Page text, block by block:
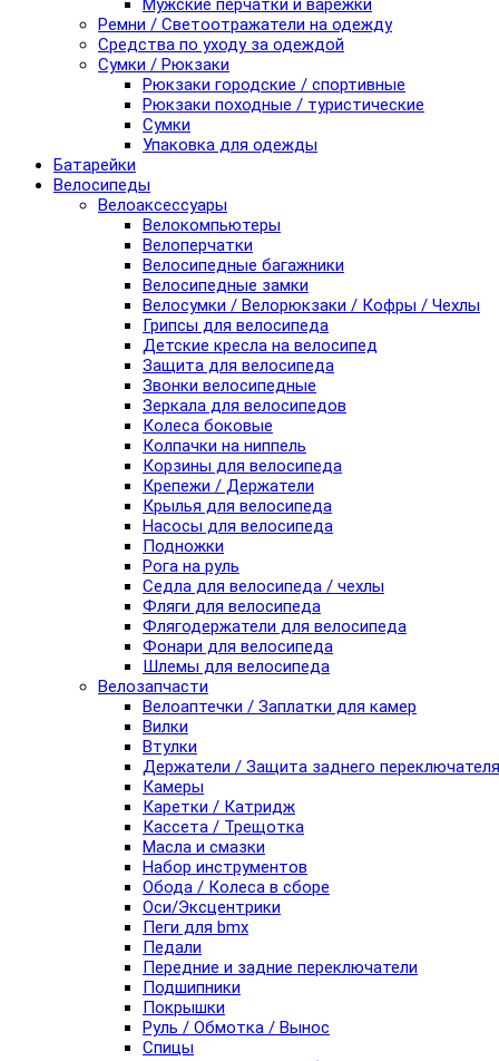
Мужские перчатки и варежки
Ремни / Светоотражатели на одежду
Средства по уходу за одеждой
Сумки / Рюкзаки
Рюкзаки городские / спортивные
Рюкзаки походные / туристические
Сумки
Упаковка для одежды
Батарейки
Велосипеды
Велоаксессуары
Велокомпьютеры
Велоперчатки
Велосипедные багажники
Велосипедные замки
Велосумки / Велорюкзаки / Кофры / Чехлы
Грипсы для велосипеда
Детские кресла на велосипед
Защита для велосипеда
Звонки велосипедные
Зеркала для велосипедов
Колеса боковые
Колпачки на ниппель
Корзины для велосипеда
Крепежи / Держатели
Крылья для велосипеда
Насосы для велосипеда
Подножки
Рога на руль
Седла для велосипеда / чехлы
Фляги для велосипеда
Флягодержатели для велосипеда
Фонари для велосипеда
Шлемы для велосипеда
Велозапчасти
Велоаптечки / Заплатки для камер
Вилки
Втулки
Держатели / Защита заднего переключателя
Камеры
Каретки / Катридж
Кассета / Трещотка
Масла и смазки
Набор инструментов
Обода / Колеса в сборе
Оси/Эксцентрики
Пеги для bmx
Педали
Передние и задние переключатели
Подшипники
Покрышки
Руль / Обмотка / Вынос
Спицы